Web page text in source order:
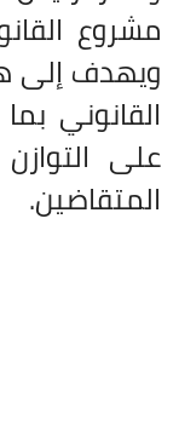
ويهدف إلى
القانوني
على
المتقاضين.